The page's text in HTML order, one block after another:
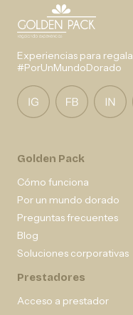
Experiencias para
#PorUnMundoDorado
Golden Pack
Cómo funciona
Por un mundo dorado
Preguntas frecuentes
Blog
Soluciones corporativas
Prestadores
Acceso a prestador